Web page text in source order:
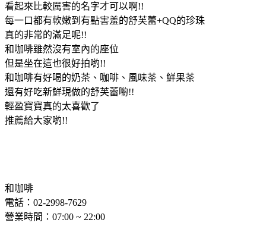
看起來比較厲害的名字才可以啊!!
每一口都有軟嫩到有點害羞的舒芙蕾+QQ的珍珠
真的非常的滿足呢!!
和咖啡雖然沒有室內的座位
但是坐在這也很好拍喲!!
和咖啡有好喝的奶茶、咖啡、風味茶、鮮果茶
還有好吃新鮮現做的舒芙蕾喲!!
輕盈寶寶真的太喜歡了
推薦給大家喲!!
和咖啡
電話：02-2998-7629
營業時間：07:00 ~ 22:00